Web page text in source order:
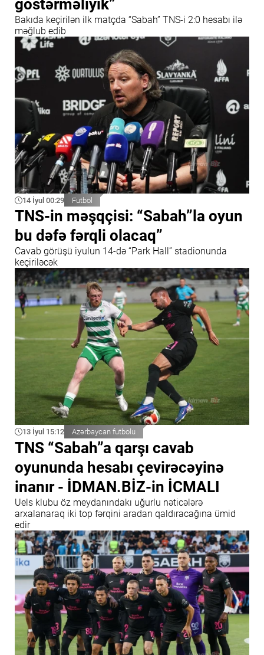
göstərməliyik”
Bakıda keçirilən ilk matçda “Sabah” TNS-i 2:0 hesabı ilə
məğlub edib
14 İyul 00:29 Futbol
TNS-in məşqçisi: “Sabah”la oyun
bu dəfə fərqli olacaq”
Cavab görüşü iyulun 14-də “Park Hall” stadionunda
keçiriləcək
13 İyul 15:12 Azərbaycan futbolu
TNS “Sabah”a qarşı cavab
oyununda hesabı çevirəcəyinə
inanır - İDMAN.BİZ-in İCMALI
Uels klubu öz meydanındakı uğurlu nəticələrə
arxalanaraq iki top fərqini aradan qaldıracağına ümid
edir